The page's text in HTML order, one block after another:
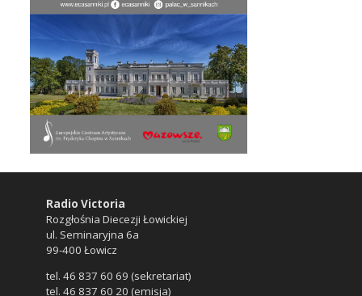
Radio Victoria
Rozgłośnia Diecezji Łowickiej
ul. Seminaryjna 6a
99-400 Łowicz
tel. 46 837 60 69 (sekretariat)
tel. 46 837 60 20 (emisja)